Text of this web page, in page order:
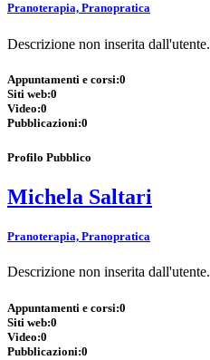
Pranoterapia, Pranopratica
Descrizione non inserita dall'utente.
Appuntamenti e corsi:0
Siti web:0
Video:0
Pubblicazioni:0
Profilo Pubblico
Michela Saltari
Pranoterapia, Pranopratica
Descrizione non inserita dall'utente.
Appuntamenti e corsi:0
Siti web:0
Video:0
Pubblicazioni:0